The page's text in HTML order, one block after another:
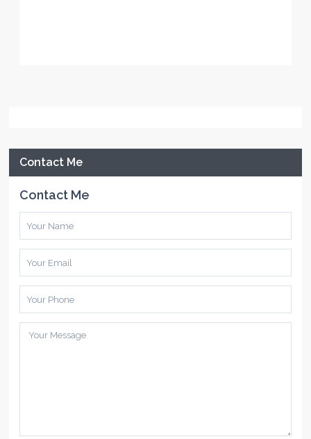
Contact Me
Contact Me